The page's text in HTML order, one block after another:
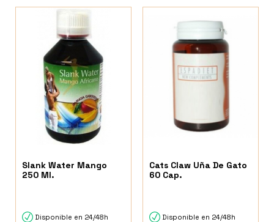
Slank Water Mango
250 Ml.
Disponible en 24/48h
Cats Claw Uña De Gato
60 Cap.
Disponible en 24/48h